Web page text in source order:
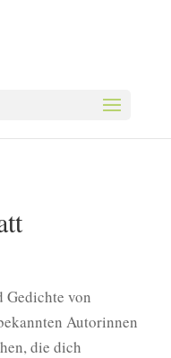
Gedichte von
Autorinnen
die dich